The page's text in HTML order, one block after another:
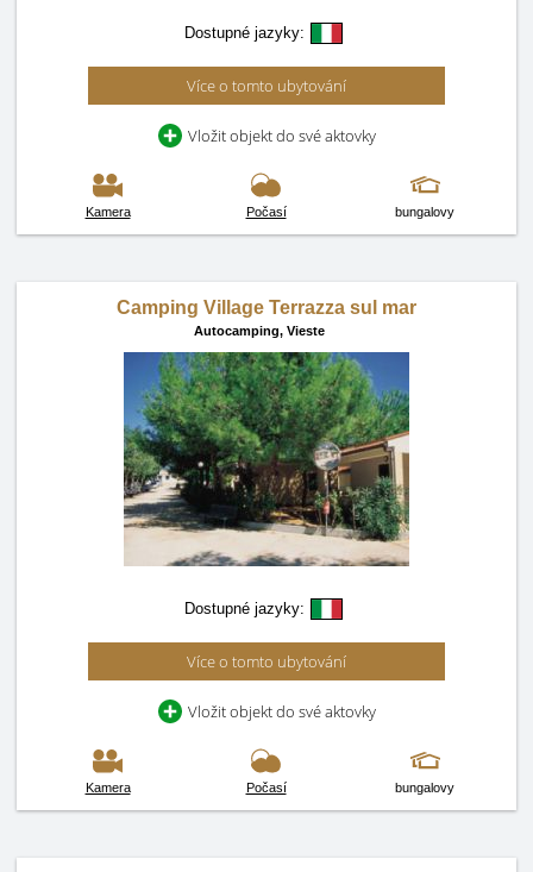
Dostupné jazyky:
Více o tomto ubytování
Vložit objekt do své aktovky
Kamera Počasí bungalovy
Camping Village Terrazza sul mar
Autocamping, Vieste
Dostupné jazyky:
Více o tomto ubytování
Vložit objekt do své aktovky
Kamera Počasí bungalovy